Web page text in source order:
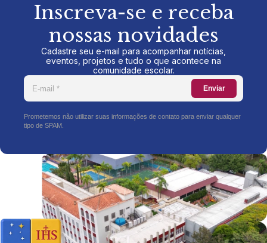
Inscreva-se e receba
nossas novidades
Cadastre seu e-mail para acompanhar notícias,
eventos, projetos e tudo o que acontece na
comunidade escolar.
Enviar
Prometemos não utilizar suas informações de contato para enviar qualquer
tipo de SPAM.